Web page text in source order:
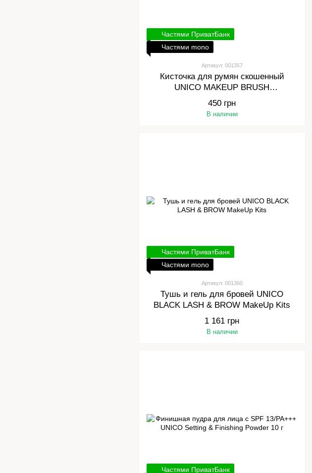
Частями ПриватБанк
Частями mono
Артикул: 001357
Кисточка для румян скошенный
UNICO MAKEUP BRUSH
blush&contouring
450 грн
В наличии
Частями ПриватБанк
Частями mono
Артикул: 001360
Тушь и гель для бровей UNICO
BLACK LASH & BROW MakeUp Kits
1 161 грн
В наличии
Частями ПриватБанк